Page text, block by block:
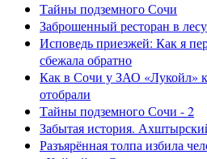
Тайны подземного Сочи
Заброшенный ресторан в
Исповедь приезжей: Как я
сбежала обратно
Как в Сочи у ЗАО «Лукойл»
отобрали
Тайны подземного Сочи - 2
Забытая история.
Разъярённая толпа избила